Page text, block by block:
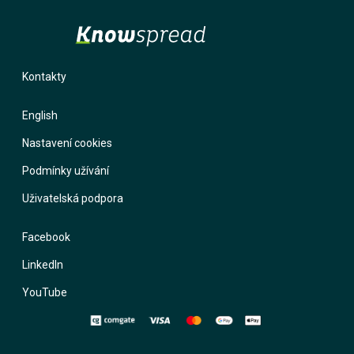
Vyzkoušet zdarma
Kontakty
English
Nastavení cookies
Podmínky užívání
Uživatelská podpora
Facebook
LinkedIn
YouTube